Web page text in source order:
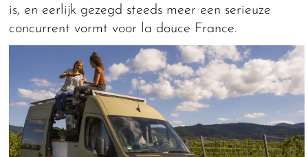
is, en eerlijk gezegd steeds meer een serieuze
concurrent vormt voor la douce France.